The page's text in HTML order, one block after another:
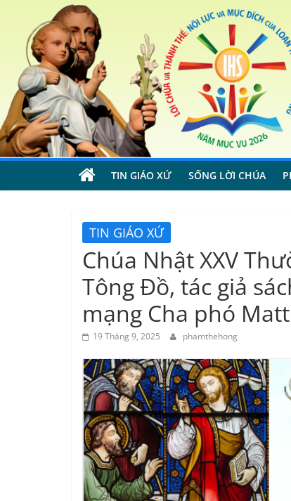
content
TIN GIÁO XỨ SỐNG LỜI CHÚA
TIN GIÁO XỨ
Chúa Nhật XXV
Tông Đồ, tác giả
mạng Cha phó
19 Tháng 9, 2025 phamthehong